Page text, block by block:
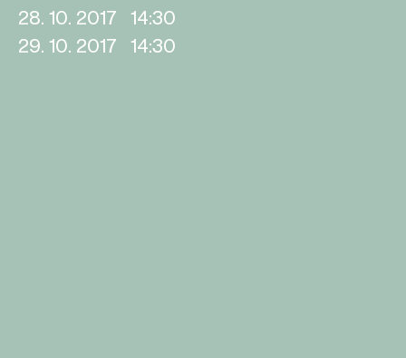
28. 10. 2017
14:30
29. 10. 2017
14:30